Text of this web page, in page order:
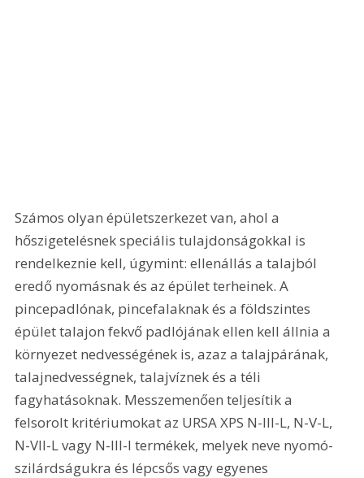
Számos olyan épületszerkezet van, ahol a
hőszigetelésnek speciális tulajdonságokkal is
rendelkeznie kell, úgymint: ellenállás a talajból
eredő nyomásnak és az épület terheinek. A
pincepadlónak, pincefalaknak és a földszintes
épület talajon fekvő padlójának ellen kell állnia a
környezet nedvességének is, azaz a talajpárának,
talajnedvességnek, talajvíznek és a téli
fagyhatásoknak. Messzemenően teljesítik a
felsorolt kritériumokat az URSA XPS N-III-L, N-V-L,
N-VII-L vagy N-III-I termékek, melyek neve nyomó­
szilárdságukra és lépcsős vagy egyenes